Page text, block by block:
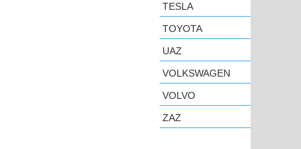
TESLA
TOYOTA
UAZ
VOLKSWAGEN
VOLVO
ZAZ